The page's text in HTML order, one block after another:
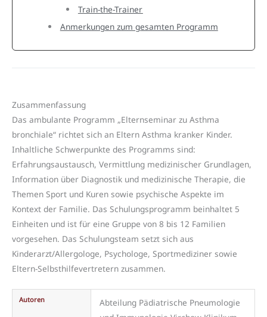
Train-the-Trainer
Anmerkungen zum gesamten Programm
Zusammenfassung
Das ambulante Programm „Elternseminar zu Asthma
bronchiale“ richtet sich an Eltern Asthma kranker Kinder.
Inhaltliche Schwerpunkte des Programms sind:
Erfahrungsaustausch, Vermittlung medizinischer Grundlagen,
Information über Diagnostik und medizinische Therapie, die
Themen Sport und Kuren sowie psychische Aspekte im
Kontext der Familie. Das Schulungsprogramm beinhaltet 5
Einheiten und ist für eine Gruppe von 8 bis 12 Familien
vorgesehen. Das Schulungsteam setzt sich aus
Kinderarzt/Allergologe, Psychologe, Sportmediziner sowie
Eltern-Selbsthilfevertretern zusammen.
Autoren
Abteilung Pädiatrische Pneumologie